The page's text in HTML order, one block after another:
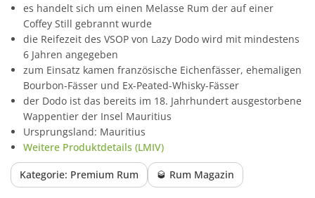
es handelt sich um einen Melasse Rum der auf einer
Coffey Still gebrannt wurde
die Reifezeit des VSOP von Lazy Dodo wird mit mindestens
6 Jahren angegeben
zum Einsatz kamen französische Eichenfässer, ehemaligen
Bourbon-Fässer und Ex-Peated-Whisky-Fässer
der Dodo ist das bereits im 18. Jahrhundert ausgestorbene
Wappentier der Insel Mauritius
Ursprungsland: Mauritius
Weitere Produktdetails (LMIV)
Kategorie: Premium Rum 🥃 Rum Magazin